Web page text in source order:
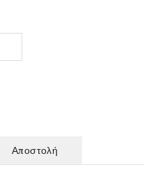
Αποστολή